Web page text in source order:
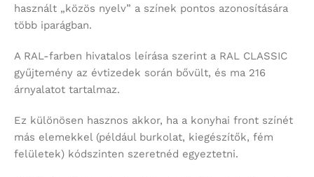
használt „közös nyelv” a színek pontos azonosítására
több iparágban.
A RAL-farben hivatalos leírása szerint a RAL CLASSIC
gyűjtemény az évtizedek során bővült, és ma 216
árnyalatot tartalmaz.
Ez különösen hasznos akkor, ha a konyhai front színét
más elemekkel (például burkolat, kiegészítők, fém
felületek) kódszinten szeretnéd egyeztetni.